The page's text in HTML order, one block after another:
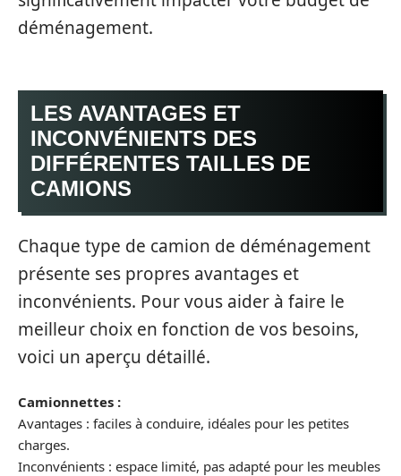
déménagement.
LES AVANTAGES ET
INCONVÉNIENTS DES
DIFFÉRENTES TAILLES DE
CAMIONS
Chaque type de camion de déménagement
présente ses propres avantages et
inconvénients. Pour vous aider à faire le
meilleur choix en fonction de vos besoins,
voici un aperçu détaillé.
Camionnettes :
Avantages : faciles à conduire, idéales pour les petites
charges.
Inconvénients : espace limité, pas adapté pour les meubles